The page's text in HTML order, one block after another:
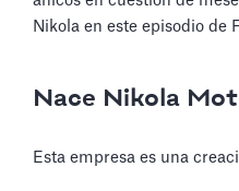
Nikola en este episodio de
Nace Nikola
Esta empresa es una